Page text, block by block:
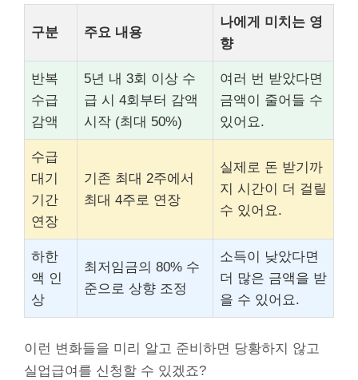
구분 주요 내용
나에게 미치는 영
향
반복
수급
감액
5년 내 3회 이상 수
급 시 4회부터 감액
시작 (최대 50%)
여러 번 받았다면
금액이 줄어들 수
있어요.
수급
대기
기간
연장
기존 최대 2주에서
최대 4주로 연장
실제로 돈 받기까
지 시간이 더 걸릴
수 있어요.
하한
액 인
상
최저임금의 80% 수
준으로 상향 조정
소득이 낮았다면
더 많은 금액을 받
을 수 있어요.
이런 변화들을 미리 알고 준비하면 당황하지 않고
실업급여를 신청할 수 있겠죠?